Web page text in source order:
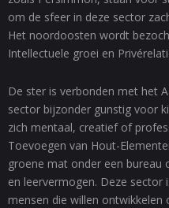
om de sfeer in deze sector
Het noordoosten wordt
Intellectuele groei en
De ster is verbonden met het
sector bijzonder gunstig voor
zich mentaal, creatief of
Toevoegen van Hout-
groene mat onder een
en leervermogen. Deze
mensen die willen